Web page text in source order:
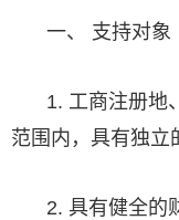
一、 支持对象
1. 工商注册地
范围内，具有独立
2. 具有健全的